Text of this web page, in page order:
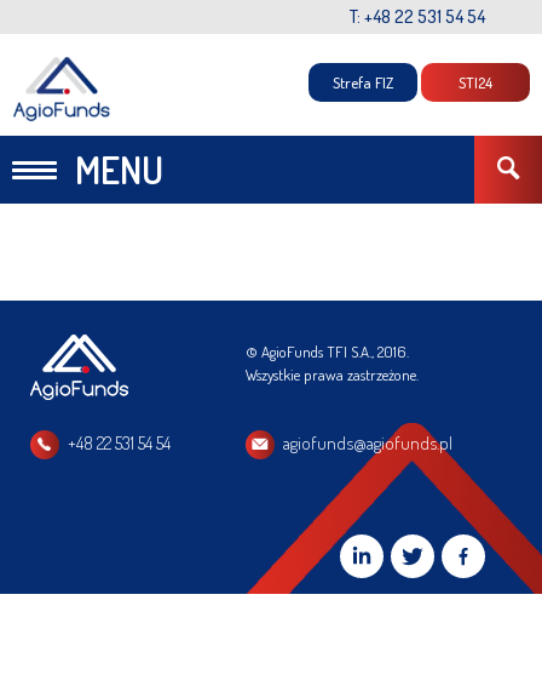
T: +48 22 531 54 54
MENU
Strefa FIZ STI24
© AgioFunds TFI S.A., 2016.
Wszystkie prawa zastrzeżone.
+48 22 531 54 54 agiofunds@agiofunds.pl